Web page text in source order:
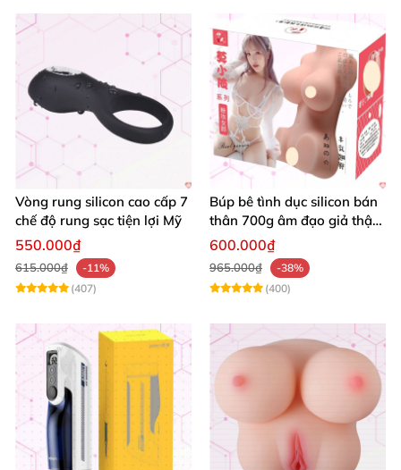
Vòng rung silicon cao cấp 7
chế độ rung sạc tiện lợi Mỹ
550.000₫
615.000₫
-11%
(407)
Búp bê tình dục silicon bán
thân 700g âm đạo giả thật
mềm mại giá rẻ
600.000₫
965.000₫
-38%
(400)